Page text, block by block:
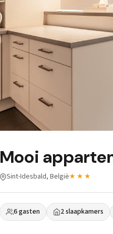
Mooi
Sint-Idesbald, België★★★
6 gasten 2 slaapkamers